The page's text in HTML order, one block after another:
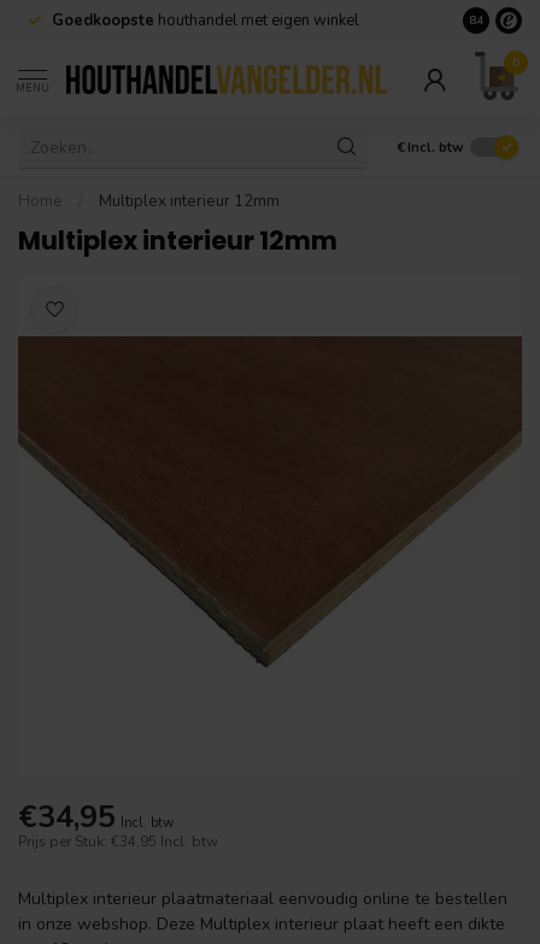
Goedkoopste houthandel met eigen winkel Geen
8.4
MENU
0
€ Incl. btw
Home Multiplex interieur 12mm
Multiplex interieur 12mm
€34,95 Incl. btw
Prijs per Stuk: €34,95 Incl. btw
Multiplex interieur plaatmateriaal eenvoudig online te bestellen
in onze webshop. Deze Multiplex interieur plaat heeft een dikte